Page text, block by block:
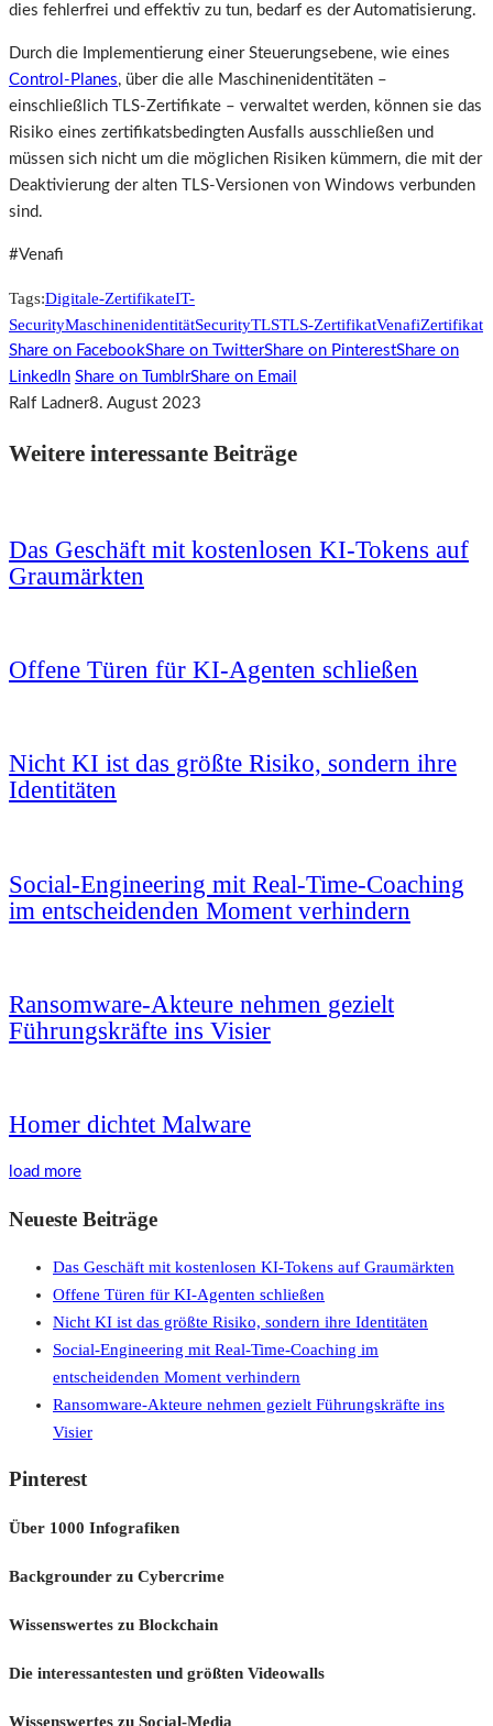
dies fehlerfrei und effektiv zu tun, bedarf es der Automatisierung.
Durch die Implementierung einer Steuerungsebene, wie eines
Control-Planes, über die alle Maschinenidentitäten –
einschließlich TLS-Zertifikate – verwaltet werden, können sie das
Risiko eines zertifikatsbedingten Ausfalls ausschließen und
müssen sich nicht um die möglichen Risiken kümmern, die mit der
Deaktivierung der alten TLS-Versionen von Windows verbunden
sind.
#Venafi
Tags:Digitale-ZertifikateIT-
SecurityMaschinenidentitätSecurityTLSTLS-ZertifikatVenafiZertifikat
Share on FacebookShare on TwitterShare on PinterestShare on
LinkedIn Share on TumblrShare on Email
Ralf Ladner8. August 2023
Weitere interessante Beiträge
Das Geschäft mit kostenlosen KI-Tokens auf
Graumärkten
Offene Türen für KI-Agenten schließen
Nicht KI ist das größte Risiko, sondern ihre
Identitäten
Social-Engineering mit Real-Time-Coaching
im entscheidenden Moment verhindern
Ransomware-Akteure nehmen gezielt
Führungskräfte ins Visier
Homer dichtet Malware
load more
Neueste Beiträge
Das Geschäft mit kostenlosen KI-Tokens auf Graumärkten
Offene Türen für KI-Agenten schließen
Nicht KI ist das größte Risiko, sondern ihre Identitäten
Social-Engineering mit Real-Time-Coaching im
entscheidenden Moment verhindern
Ransomware-Akteure nehmen gezielt Führungskräfte ins
Visier
Pinterest
Über 1000 Infografiken
Backgrounder zu Cybercrime
Wissenswertes zu Blockchain
Die interessantesten und größten Videowalls
Wissenswertes zu Social-Media